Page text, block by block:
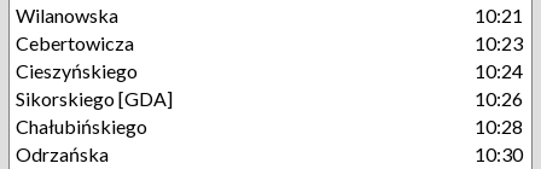
Wilanowska
10:21
Cebertowicza
10:23
Cieszyńskiego
10:24
Sikorskiego [GDA]
10:26
Chałubińskiego
10:28
Odrzańska
10:30